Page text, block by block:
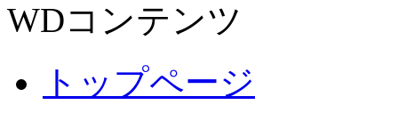
WDコンテンツ
トップページ